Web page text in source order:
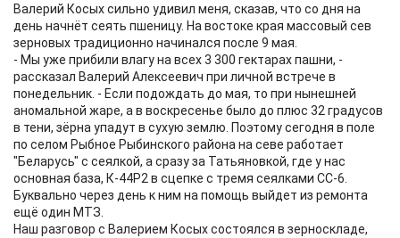
Валерий Косых сильно удивил меня, сказав, что со дня на
день начнёт сеять пшеницу. На востоке края массовый сев
зерновых традиционно начинался после 9 мая.
- Мы уже прибили влагу на всех 3 300 гектарах пашни, -
рассказал Валерий Алексеевич при личной встрече в
понедельник. - Если подождать до мая, то при нынешней
аномальной жаре, а в воскресенье было до плюс 32 градусов
в тени, зёрна упадут в сухую землю. Поэтому сегодня в поле
по селом Рыбное Рыбинского района на севе работает
"Беларусь" с сеялкой, а сразу за Татьяновкой, где у нас
основная база, К-44Р2 в сцепке с тремя сеялками СС-6.
Буквально через день к ним на помощь выйдет из ремонта
ещё один МТЗ.
Наш разговор с Валерием Косых состоялся в зерноскладе,